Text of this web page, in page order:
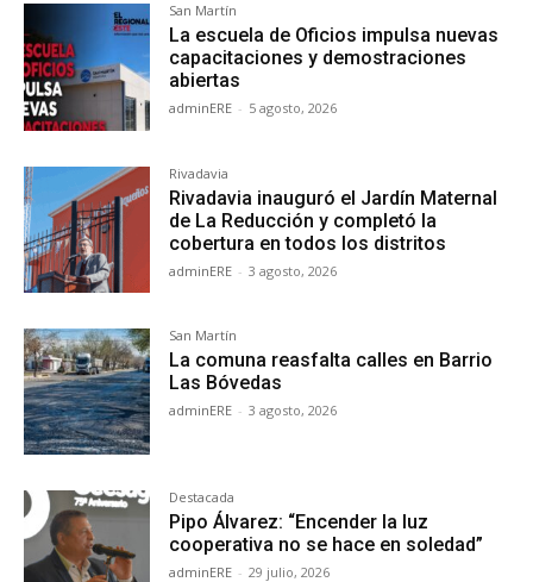
San Martín
La escuela de Oficios impulsa nuevas
capacitaciones y demostraciones
abiertas
adminERE - 5 agosto, 2026
Rivadavia
Rivadavia inauguró el Jardín Maternal
de La Reducción y completó la
cobertura en todos los distritos
adminERE - 3 agosto, 2026
San Martín
La comuna reasfalta calles en Barrio
Las Bóvedas
adminERE - 3 agosto, 2026
Destacada
Pipo Álvarez: “Encender la luz
cooperativa no se hace en soledad”
adminERE - 29 julio, 2026